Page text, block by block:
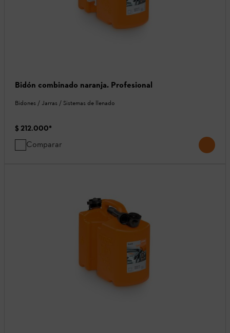
Bidón combinado naranja. Profesional
Bidones / Jarras / Sistemas de llenado
$ 212.000*
Comparar